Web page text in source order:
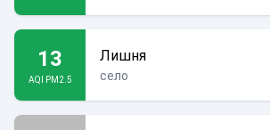
13
AQI PM2.5
Лишня
село